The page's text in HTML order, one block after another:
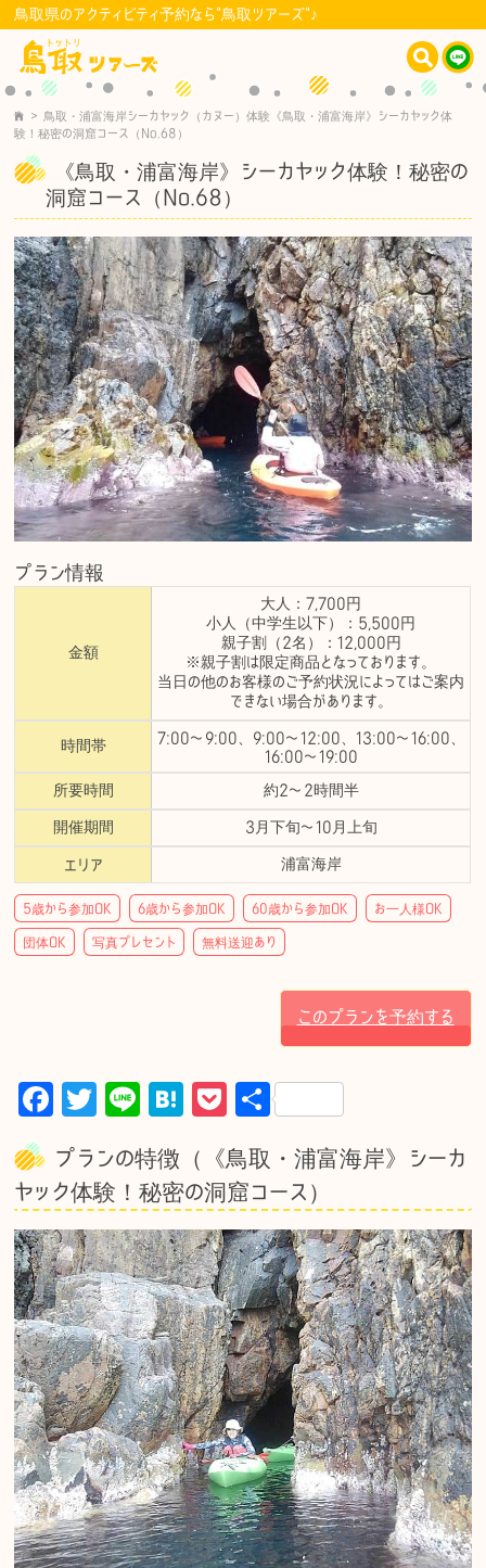
鳥取県のアクティビティ予約なら"鳥取ツアーズ"♪
> 鳥取・浦富海岸シーカヤック（カヌー）体験 《鳥取・浦富海岸》シーカヤック体
験！秘密の洞窟コース（No.68）
《鳥取・浦富海岸》シーカヤック体験！秘密の
洞窟コース（No.68）
プラン情報
金額
大人：7,700円
小人（中学生以下）： 5,500円
親子割（2名）： 12,000円
※親子割は限定商品となっております。
当日の他のお客様のご予約状況によってはご案内
できない場合があります。
時間帯
7:00〜9:00、9:00〜12:00、13:00〜16:00、
16:00〜19:00
所要時間 約2〜2時間半
開催期間 3月下旬〜10月上旬
エリア 浦富海岸
5歳から参加OK 6歳から参加OK 60歳から参加OK お一人様OK
団体OK 写真プレセント 無料送迎あり
このプランを予約する
F
c
e
b
o
o
k
T
it
te
r
Li
e
H
e
n
a
P
c
k
et
共
プランの特徴（《鳥取・浦富海岸》シーカ
ヤック体験！秘密の洞窟コース）